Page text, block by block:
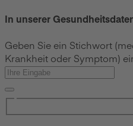
In unserer
Geben Sie ein Stichwort
Krankheit oder Symptom)